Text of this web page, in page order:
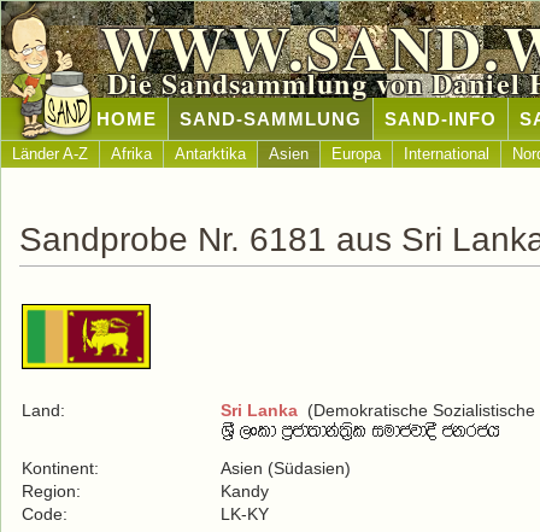
Die Sandsammlung von Daniel
HOME SAND-SAMMLUNG SAND-INFO
Länder A-Z Afrika Antarktika Asien Europa International
Sandprobe Nr. 6181 aus Sri
Land: Sri Lanka (Demokratische
Kontinent:
Asien (Südasien)
Region:
Kandy
Code:
LK-KY